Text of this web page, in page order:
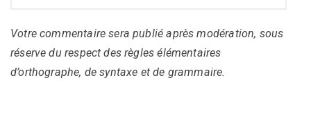
Votre commentaire sera publié après modération, sous
réserve du respect des règles élémentaires
d’orthographe, de syntaxe et de grammaire.